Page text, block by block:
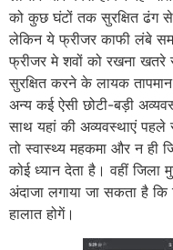
को कुछ घंटों तक सुरक्षित ढंग
लेकिन ये फ्रीजर काफी लंबे
फ्रीजर मे शवों को रखना खतरे
सुरक्षित करने के लायक
अन्य कई ऐसी छोटी-बड़ी
साथ यहां की अव्यवस्थाएं पहले
तो स्वास्थ्य महकमा और न ही
कोई ध्यान देता है। वहीं
अंदाजा लगाया जा सकता है
हालात होगें।